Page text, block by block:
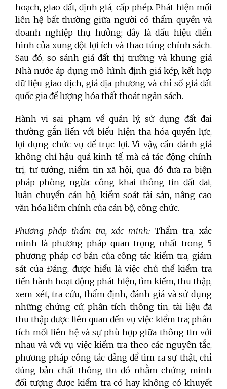
hoạch, giao đất, định giá, cấp phép. Phát hiện mối
liên hệ bất thường giữa người có thẩm quyền và
doanh nghiệp thụ hưởng; đây là dấu hiệu điển
hình của xung đột lợi ích và thao túng chính sách.
Sau đó, so sánh giá đất thị trường và khung giá
Nhà nước áp dụng mô hình định giá kép, kết hợp
dữ liệu giao dịch, giá địa phương và chỉ số giá đất
quốc gia để lượng hóa thất thoát ngân sách.
Hành vi sai phạm về quản lý, sử dụng đất đai
thường gắn liền với biểu hiện tha hóa quyền lực,
lợi dụng chức vụ để trục lợi. Vì vậy, cần đánh giá
không chỉ hậu quả kinh tế, mà cả tác động chính
trị, tư tưởng, niềm tin xã hội, qua đó đưa ra biện
pháp phòng ngừa: công khai thông tin đất đai,
luân chuyển cán bộ, kiểm soát tài sản, nâng cao
văn hóa liêm chính của cán bộ, công chức.
Phương pháp thẩm tra, xác minh: Thẩm tra, xác
minh là phương pháp quan trọng nhất trong 5
phương pháp cơ bản của công tác kiểm tra, giám
sát của Đảng, được hiểu là việc chủ thể kiểm tra
tiến hành hoạt động phát hiện, tìm kiếm, thu thập,
xem xét, tra cứu, thẩm định, đánh giá và sử dụng
những chứng cứ, phân tích thông tin, tài liệu đã
thu thập được liên quan đến vụ việc kiểm tra; phân
tích mối liên hệ và sự phù hợp giữa thông tin với
nhau và với vụ việc kiểm tra theo các nguyên tắc,
phương pháp công tác đảng để tìm ra sự thật, chỉ
đúng bản chất thông tin đó nhằm chứng minh
đối tượng được kiểm tra có hay không có khuyết